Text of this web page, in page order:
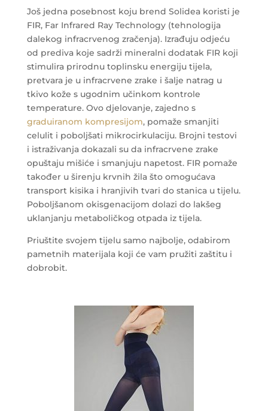
Još jedna posebnost koju brend Solidea koristi je
FIR, Far Infrared Ray Technology (tehnologija
dalekog infracrvenog zračenja). Izrađuju odjeću
od prediva koje sadrži mineralni dodatak FIR koji
stimulira prirodnu toplinsku energiju tijela,
pretvara je u infracrvene zrake i šalje natrag u
tkivo kože s ugodnim učinkom kontrole
temperature. Ovo djelovanje, zajedno s
graduiranom kompresijom, pomaže smanjiti
celulit i poboljšati mikrocirkulaciju. Brojni testovi
i istraživanja dokazali su da infracrvene zrake
opuštaju mišiće i smanjuju napetost. FIR pomaže
također u širenju krvnih žila što omogućava
transport kisika i hranjivih tvari do stanica u tijelu.
Poboljšanom okisgenacijom dolazi do lakšeg
uklanjanju metaboličkog otpada iz tijela.
Priuštite svojem tijelu samo najbolje, odabirom
pametnih materijala koji će vam pružiti zaštitu i
dobrobit.